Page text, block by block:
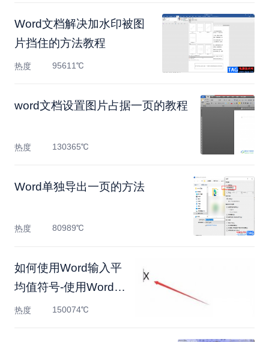
Word文档解决加水印被图
片挡住的方法教程
热度 95611℃
​word文档设置图片占据一页的教程
热度 130365℃
Word单独导出一页的方法
热度 80989℃
如何使用Word输入平
均值符号-使用Word输
入平均值
热度 150074℃